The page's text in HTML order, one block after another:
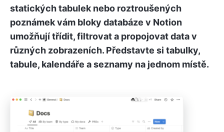
statických tabulek nebo roztroušených
poznámek vám bloky databáze v Notion
umožňují třídit, filtrovat a propojovat data v
různých zobrazeních. Představte si tabulky,
tabule, kalendáře a seznamy na jednom místě.